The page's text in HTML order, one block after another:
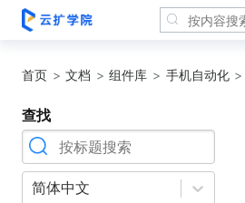
首页 文档 组件库 手机自动化
查找
简体中文